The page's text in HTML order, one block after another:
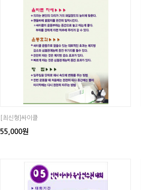
[최신형]싸이클
55,000원